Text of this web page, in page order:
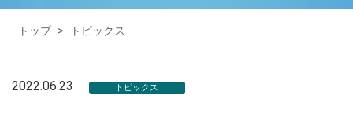
トップ > トピックス
2022.06.23 トピックス